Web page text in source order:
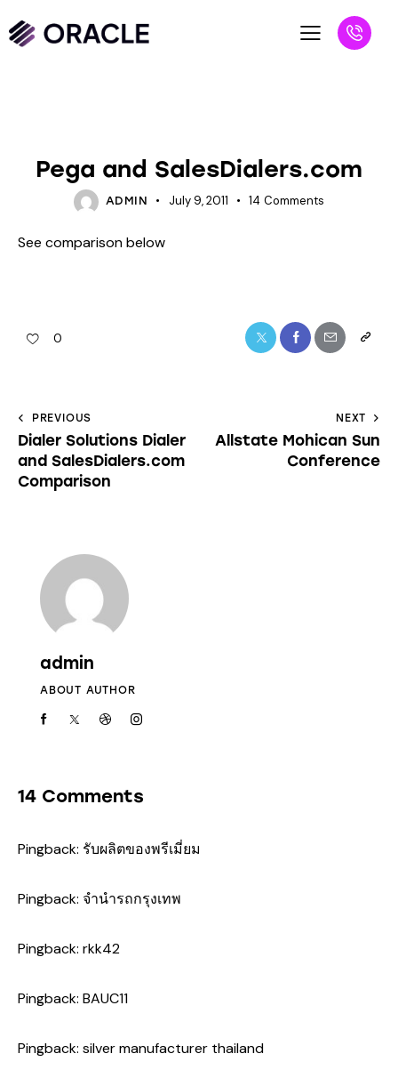
Pega and SalesDialers.com
ADMIN July 9, 2011 14 Comments
See comparison below
0
PREVIOUS
Dialer Solutions Dialer
and SalesDialers.com
Comparison
NEXT
Allstate Mohican Sun
Conference
admin
ABOUT AUTHOR
14 Comments
Pingback: รับผลิตของพรีเมี่ยม
Pingback: จำนำรถกรุงเทพ
Pingback: rkk42
Pingback: BAUC11
Pingback: silver manufacturer thailand